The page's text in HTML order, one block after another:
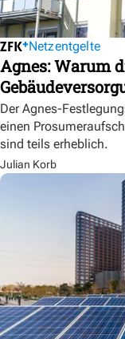
Netzentgelte
Agnes: Warum
Der Agnes-
einen
sind teils erheblich.
Julian Korb